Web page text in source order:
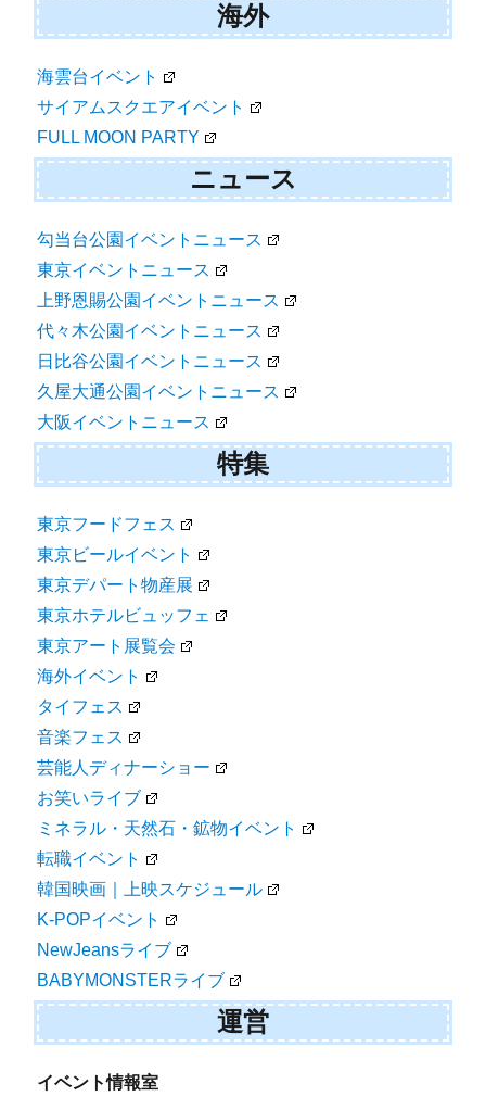
海外
海雲台イベント
サイアムスクエアイベント
FULL MOON PARTY
ニュース
勾当台公園イベントニュース
東京イベントニュース
上野恩賜公園イベントニュース
代々木公園イベントニュース
日比谷公園イベントニュース
久屋大通公園イベントニュース
大阪イベントニュース
特集
東京フードフェス
東京ビールイベント
東京デパート物産展
東京ホテルビュッフェ
東京アート展覧会
海外イベント
タイフェス
音楽フェス
芸能人ディナーショー
お笑いライブ
ミネラル・天然石・鉱物イベント
転職イベント
韓国映画｜上映スケジュール
K-POPイベント
NewJeansライブ
BABYMONSTERライブ
運営
イベント情報室